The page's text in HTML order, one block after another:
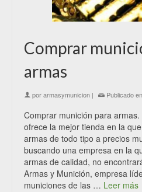
Comprar
armas
porarmasymunicion | Publicado
Comprar munición para
ofrece la mejor tienda en la
armas de todo tipo a precios
buscando una empresa en la
armas de calidad, no
Armas y Munición, empresa
municiones de las … Leer más